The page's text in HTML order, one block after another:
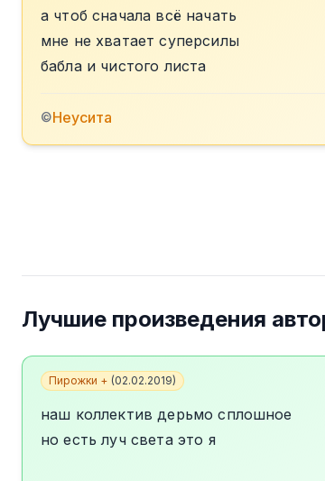
а чтоб сначала всё начать
мне не хватает суперсилы
бабла и чистого листа
©Неусита
Лучшие произведения
Пирожки + (02.02.2019)
наш коллектив дерьмо сплошное
но есть луч света это я